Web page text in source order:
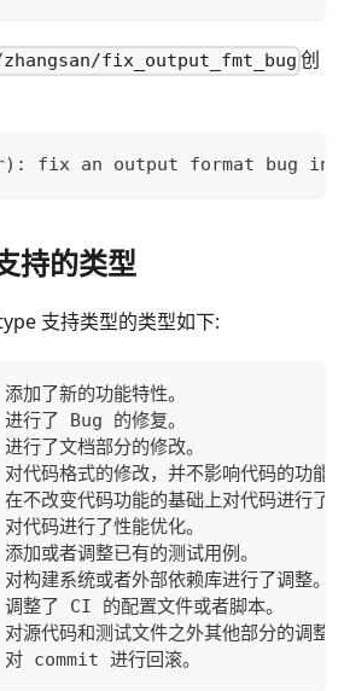
fix_output_fmt_bug 创
fix an output format bug in
持的类型
支持类型的类型如下:
新的功能特性。
Bug 的修复。
文档部分的修改。
式的修改，并不影响代码的功能，
变代码功能的基础上对代码进行了
进行了性能优化。
者调整已有的测试用例。
系统或者外部依赖库进行了调整。
CI 的配置文件或者脚本。
码和测试文件之外其他部分的调整
进行回滚。